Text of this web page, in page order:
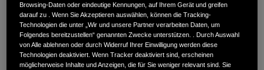
GARTENTECHNIK
Browsing-Daten oder eindeutige Kennungen, auf Ihrem Gerät und greifen
darauf zu . Wenn Sie Akzeptieren auswählen, können die Tracking-
Technologien die unter „Wir und unsere Partner verarbeiten Daten, um
Folgendes bereitzustellen“ genannten Zwecke unterstützen. . Durch Auswahl
von Alle ablehnen oder durch Widerruf Ihrer Einwilligung werden diese
Technologien deaktiviert. Wenn Tracker deaktiviert sind, erscheinen
möglicherweise Inhalte und Anzeigen, die für Sie weniger relevant sind. Sie